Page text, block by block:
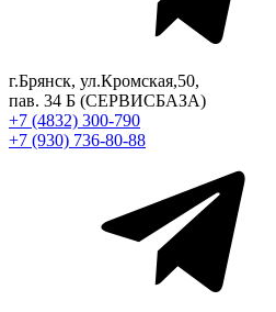
г.Брянск, ул.Кромская,50,
пав. 34 Б (СЕРВИСБАЗА)
+7 (4832) 300-790
+7 (930) 736-80-88